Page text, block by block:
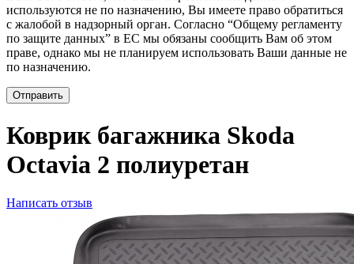
используются не по назначению, Вы имеете право обратиться
с жалобой в надзорный орган. Согласно “Общему регламенту
по защите данных” в ЕС мы обязаны сообщить Вам об этом
праве, однако мы не планируем использовать Ваши данные не
по назначению.
Отправить
Коврик багажника Skoda
Octavia 2 полиуретан
Написать отзыв